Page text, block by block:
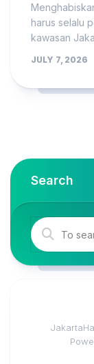
harus selalu
kawasan
JULY 7, 2026
Search